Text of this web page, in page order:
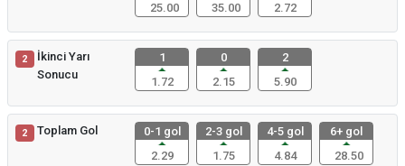
25.00
35.00
2.72
2
İkinci Yarı
Sonucu
1
1.72
0
2.15
2
5.90
2 Toplam Gol
0-1 gol
2.29
2-3 gol
1.75
4-5 gol
4.84
6+ gol
28.50